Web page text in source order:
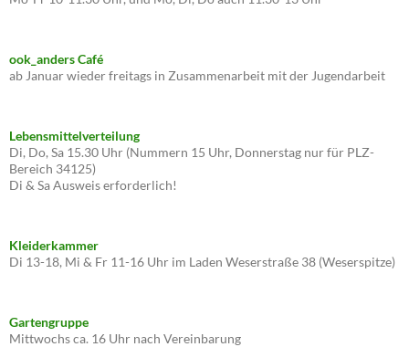
ook_anders Café
ab Januar wieder freitags in Zusammenarbeit mit der Jugendarbeit
Lebensmittelverteilung
Di, Do, Sa 15.30 Uhr (Nummern 15 Uhr, Donnerstag nur für PLZ-
Bereich 34125)
Di & Sa Ausweis erforderlich!
Kleiderkammer
Di 13-18, Mi & Fr 11-16 Uhr im Laden Weserstraße 38 (Weserspitze)
Gartengruppe
Mittwochs ca. 16 Uhr nach Vereinbarung